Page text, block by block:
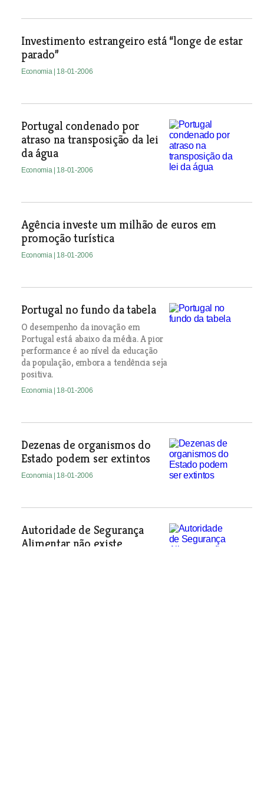
Investimento estrangeiro está “longe de estar
parado”
Economia | 18-01-2006
Portugal condenado por
atraso na transposição da lei
da água
Economia | 18-01-2006
Agência investe um milhão de euros em
promoção turística
Economia | 18-01-2006
Portugal no fundo da tabela
O desempenho da inovação em
Portugal está abaixo da média. A pior
performance é ao nível da educação
da população, embora a tendência seja
positiva.
Economia | 18-01-2006
Dezenas de organismos do
Estado podem ser extintos
Economia | 18-01-2006
Autoridade de Segurança
Alimentar não existe